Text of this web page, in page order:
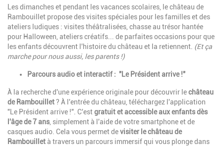
Les dimanches et pendant les vacances scolaires, le château de
Rambouillet propose des visites spéciales pour les familles et des
ateliers ludiques : visites théâtralisées, chasse au trésor hantée
pour Halloween, ateliers créatifs... de parfaites occasions pour que
les enfants découvrent l'histoire du château et la retiennent. (Et ça
marche pour nous aussi, les parents !)
Parcours audio et interactif : "Le Président arrive !"
À la recherche d'une expérience originale pour découvrir lechâteau
de Rambouillet? À l'entrée du château, téléchargez l'application
"Le Président arrive !". C'estgratuit et accessible aux enfants dès
l'âge de 7 ans , simplement à l'aide de votre smartphone et de
casques audio. Cela vous permet devisiter le château de
Rambouilletà travers un parcours immersif qui vous plonge dans